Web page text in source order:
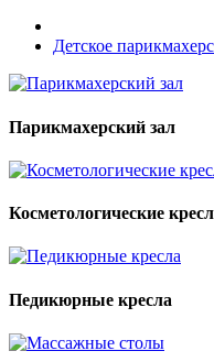
Детское
Парикмахерский зал
Косметологические
Педикюрные кресла